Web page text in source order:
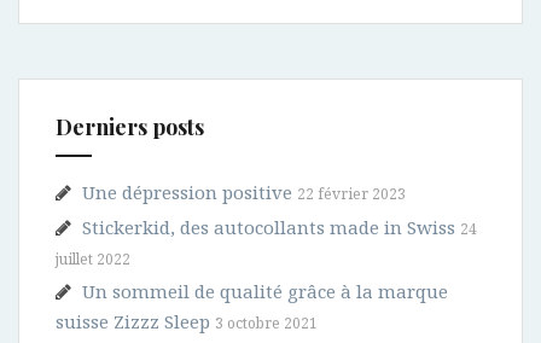
Derniers posts
Une dépression positive 22 février 2023
Stickerkid, des autocollants made in Swiss 24
juillet 2022
Un sommeil de qualité grâce à la marque
suisse Zizzz Sleep 3 octobre 2021